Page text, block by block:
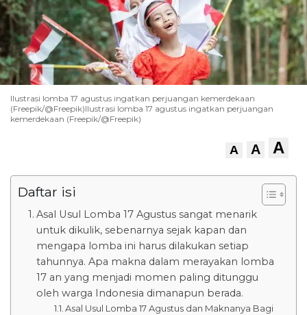
Ilustrasi lomba 17 agustus ingatkan perjuangan kemerdekaan
(Freepik/@Freepik)Ilustrasi lomba 17 agustus ingatkan perjuangan
kemerdekaan (Freepik/@Freepik)
A A A
Daftar isi
Asal Usul Lomba 17 Agustus sangat menarik
untuk dikulik, sebenarnya sejak kapan dan
mengapa lomba ini harus dilakukan setiap
tahunnya. Apa makna dalam merayakan lomba
17 an yang menjadi momen paling ditunggu
oleh warga Indonesia dimanapun berada.
Asal Usul Lomba 17 Agustus dan Maknanya Bagi